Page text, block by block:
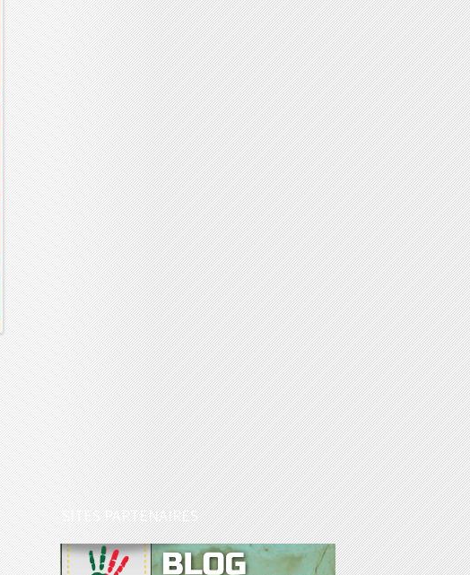
SITES PARTENAIRES